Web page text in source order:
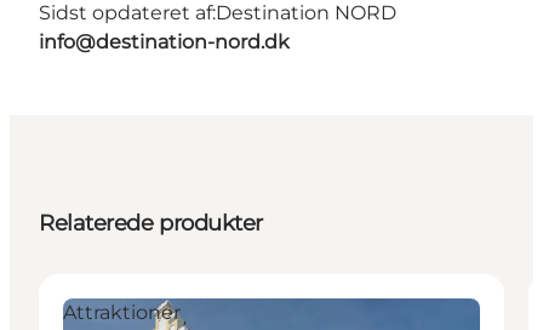
Sidst opdateret af:Destination NORD
info@destination-nord.dk
Relaterede produkter
Attraktioner